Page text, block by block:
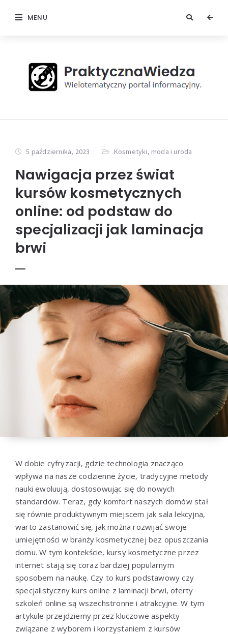
MENU
5 października, 2023 Kosmetyki, moda i uroda
Nawigacja przez świat
kursów kosmetycznych
online: od podstaw do
specjalizacji jak laminacja
brwi
W dobie cyfryzacji, gdzie technologia znacząco
wpływa na nasze codzienne życie, tradycyjne metody
nauki ewoluują, dostosowując się do nowych
standardów. Teraz, gdy komfort naszych domów stał
się równie produktywnym miejscem jak sala lekcyjna,
warto zastanowić się, jak można rozwijać swoje
umiejętności w branży kosmetycznej bez opuszczania
domu. W tym kontekście, kursy kosmetyczne przez
internet stają się coraz bardziej popularnym
sposobem na naukę. Czy to kurs podstawowy czy
specjalistyczny kurs online z laminacji brwi, oferty
szkoleń online są wszechstronne i atrakcyjne. W tym
artykule przejdziemy przez kluczowe aspekty
związane z wyborem i korzystaniem z kursów